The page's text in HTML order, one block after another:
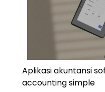
Aplikasi akuntansi
accounting simple